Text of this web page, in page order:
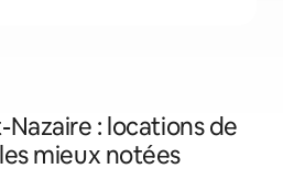
: locations de
mieux notées